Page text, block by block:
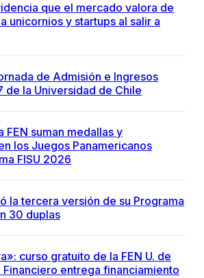
que el mercado valora de
unicornios y startups al salir a
de Admisión e Ingresos
de la Universidad de Chile
FEN suman medallas y
los Juegos Panamericanos
FISU 2026
la tercera versión de su Programa
30 duplas
curso gratuito de la FEN U. de
entrega financiamiento